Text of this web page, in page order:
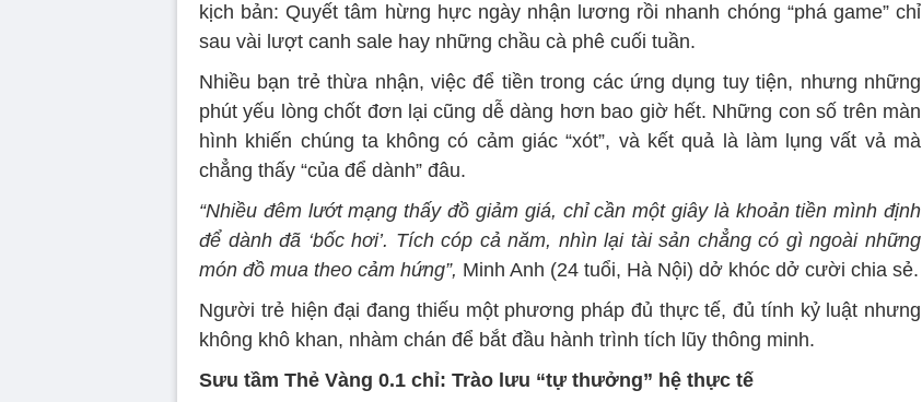
kịch bản: Quyết tâm hừng hực ngày nhận lương rồi nhanh chóng “phá game” chỉ
sau vài lượt canh sale hay những chầu cà phê cuối tuần.
Nhiều bạn trẻ thừa nhận, việc để tiền trong các ứng dụng tuy tiện, nhưng những
phút yếu lòng chốt đơn lại cũng dễ dàng hơn bao giờ hết. Những con số trên màn
hình khiến chúng ta không có cảm giác “xót”, và kết quả là làm lụng vất vả mà
chẳng thấy “của để dành” đâu.
“Nhiều đêm lướt mạng thấy đồ giảm giá, chỉ cần một giây là khoản tiền mình định
để dành đã ‘bốc hơi’. Tích cóp cả năm, nhìn lại tài sản chẳng có gì ngoài những
món đồ mua theo cảm hứng”, Minh Anh (24 tuổi, Hà Nội) dở khóc dở cười chia sẻ.
Người trẻ hiện đại đang thiếu một phương pháp đủ thực tế, đủ tính kỷ luật nhưng
không khô khan, nhàm chán để bắt đầu hành trình tích lũy thông minh.
Sưu tầm Thẻ Vàng 0.1 chỉ: Trào lưu “tự thưởng” hệ thực tế